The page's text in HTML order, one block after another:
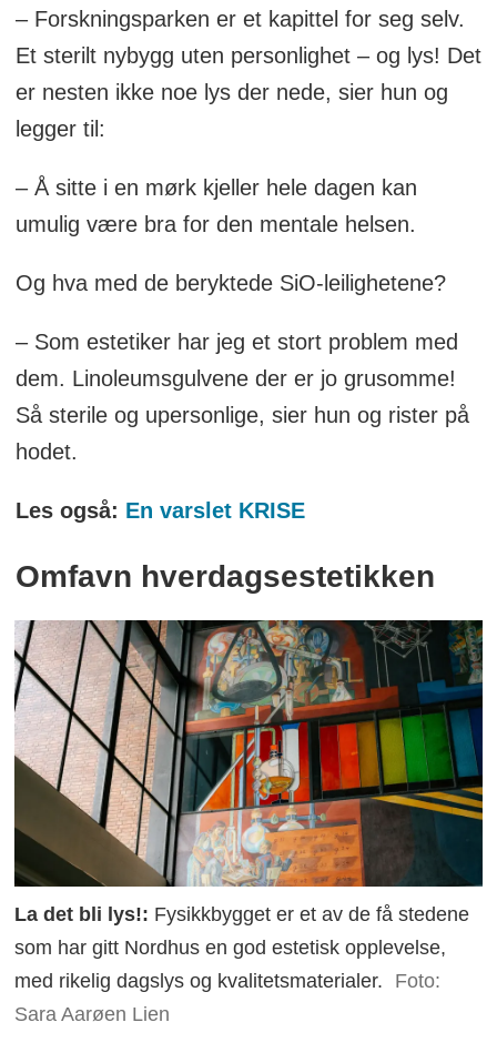
– Forskningsparken er et kapittel for seg selv.
Et sterilt nybygg uten personlighet – og lys! Det
er nesten ikke noe lys der nede, sier hun og
legger til:
– Å sitte i en mørk kjeller hele dagen kan
umulig være bra for den mentale helsen.
Og hva med de beryktede SiO-leilighetene?
– Som estetiker har jeg et stort problem med
dem. Linoleumsgulvene der er jo grusomme!
Så sterile og upersonlige, sier hun og rister på
hodet.
Les også: En varslet KRISE
Omfavn hverdagsestetikken
La det bli lys!: Fysikkbygget er et av de få stedene
som har gitt Nordhus en god estetisk opplevelse,
med rikelig dagslys og kvalitetsmaterialer.
Foto:
Sara Aarøen Lien